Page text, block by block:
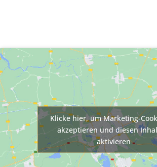
Klicke hier, um Marketing-
akzeptieren und diesen
aktivieren